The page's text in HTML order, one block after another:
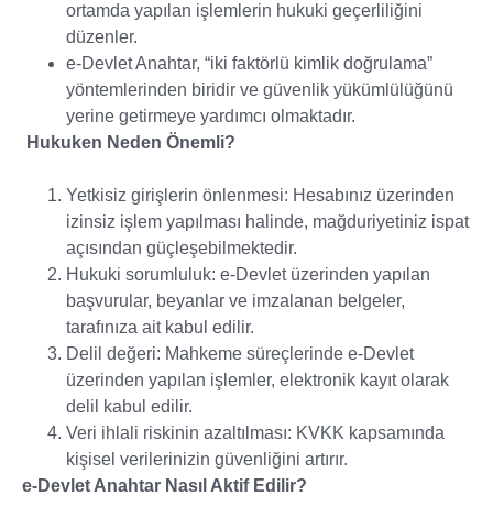
ortamda yapılan işlemlerin hukuki geçerliliğini
düzenler.
e-Devlet Anahtar, “iki faktörlü kimlik doğrulama”
yöntemlerinden biridir ve güvenlik yükümlülüğünü
yerine getirmeye yardımcı olmaktadır.
Hukuken Neden Önemli?
Yetkisiz girişlerin önlenmesi: Hesabınız üzerinden
izinsiz işlem yapılması halinde, mağduriyetiniz ispat
açısından güçleşebilmektedir.
Hukuki sorumluluk: e-Devlet üzerinden yapılan
başvurular, beyanlar ve imzalanan belgeler,
tarafınıza ait kabul edilir.
Delil değeri: Mahkeme süreçlerinde e-Devlet
üzerinden yapılan işlemler, elektronik kayıt olarak
delil kabul edilir.
Veri ihlali riskinin azaltılması: KVKK kapsamında
kişisel verilerinizin güvenliğini artırır.
e-Devlet Anahtar Nasıl Aktif Edilir?